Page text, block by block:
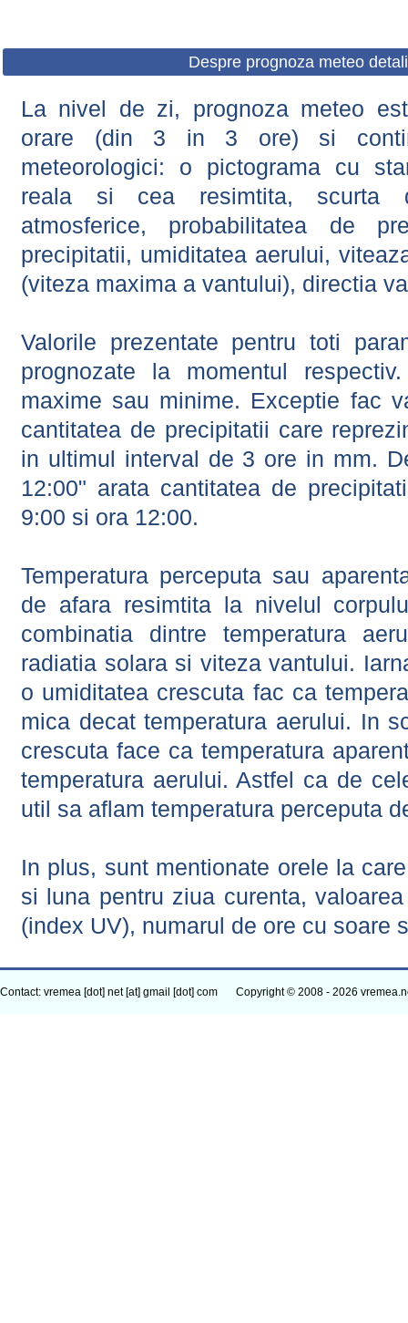
Despre prognoza meteo
La nivel de zi, prognoza meteo
orare (din 3 in 3 ore) si
meteorologici: o pictograma cu
reala si cea resimtita, scurta
atmosferice, probabilitatea de
precipitatii, umiditatea aerului,
(viteza maxima a vantului), directia
Valorile prezentate pentru toti
prognozate la momentul
maxime sau minime. Exceptie fac
cantitatea de precipitatii care
in ultimul interval de 3 ore in mm.
12:00" arata cantitatea de
9:00 si ora 12:00.
Temperatura perceputa sau
de afara resimtita la nivelul
combinatia dintre temperatura
radiatia solara si viteza vantului.
o umiditatea crescuta fac ca
mica decat temperatura aerului. In
crescuta face ca temperatura
temperatura aerului. Astfel ca de
util sa aflam temperatura perceputa
In plus, sunt mentionate orele la
si luna pentru ziua curenta,
(index UV), numarul de ore cu soare
Contact: vremea [dot] net [at] gmail [dot] com Copyright © 2008 - 2026